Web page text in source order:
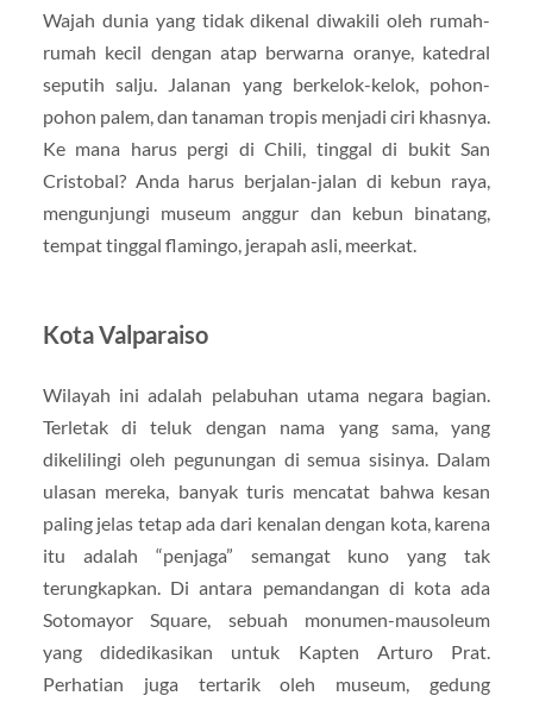
Wajah dunia yang tidak dikenal diwakili oleh rumah-
rumah kecil dengan atap berwarna oranye, katedral
seputih salju. Jalanan yang berkelok-kelok, pohon-
pohon palem, dan tanaman tropis menjadi ciri khasnya.
Ke mana harus pergi di Chili, tinggal di bukit San
Cristobal? Anda harus berjalan-jalan di kebun raya,
mengunjungi museum anggur dan kebun binatang,
tempat tinggal flamingo, jerapah asli, meerkat.
Kota Valparaiso
Wilayah ini adalah pelabuhan utama negara bagian.
Terletak di teluk dengan nama yang sama, yang
dikelilingi oleh pegunungan di semua sisinya. Dalam
ulasan mereka, banyak turis mencatat bahwa kesan
paling jelas tetap ada dari kenalan dengan kota, karena
itu adalah “penjaga” semangat kuno yang tak
terungkapkan. Di antara pemandangan di kota ada
Sotomayor Square, sebuah monumen-mausoleum
yang didedikasikan untuk Kapten Arturo Prat.
Perhatian juga tertarik oleh museum, gedung